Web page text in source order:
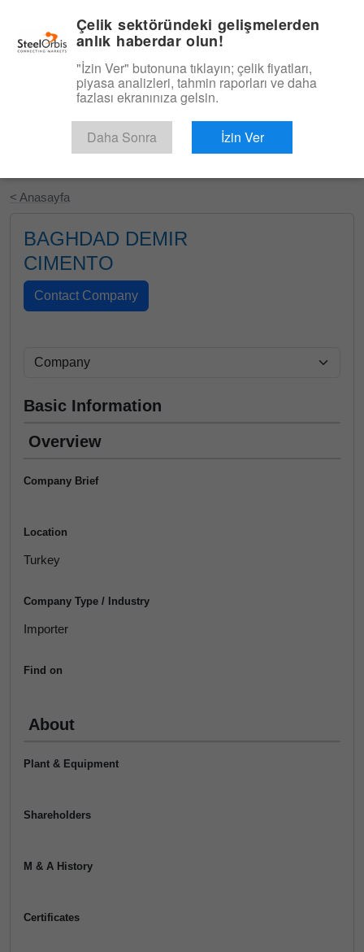
Ücretsiz Deneyin
< Anasayfa
BAGHDAD DEMIR
CIMENTO
Basic Information
Overview
Company Brief
Location
Turkey
Company Type / Industry
Importer
Find on
About
Plant & Equipment
Shareholders
M & A History
Certificates
Çelik sektöründeki gelişmelerden
anlık haberdar olun!
"İzin Ver" butonuna tıklayın; çelik fiyatları,
piyasa analizleri, tahmin raporları ve daha
fazlası ekranınıza gelsin.
Daha Sonra İzin Ver